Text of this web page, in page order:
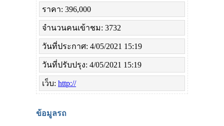
ราคา: 396,000
จำนวนคนเข้าชม: 3732
วันที่ประกาศ: 4/05/2021 15:19
วันที่ปรับปรุง: 4/05/2021 15:19
เว็บ: http://
ข้อมูลรถ